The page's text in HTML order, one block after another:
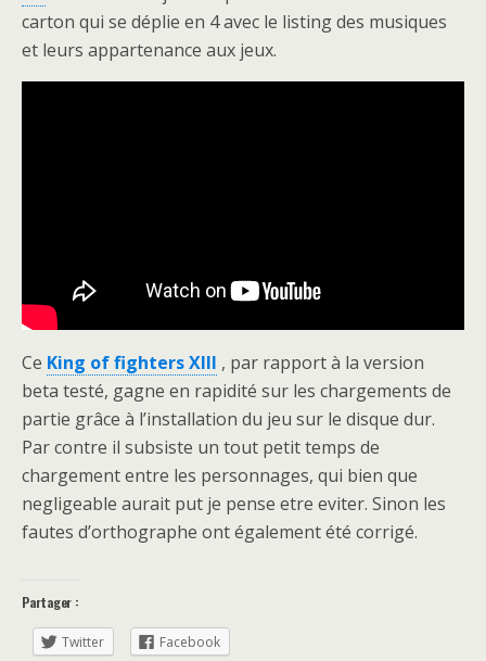
carton qui se déplie en 4 avec le listing des musiques
et leurs appartenance aux jeux.
Ce King of fighters XIII , par rapport à la version
beta testé, gagne en rapidité sur les chargements de
partie grâce à l’installation du jeu sur le disque dur.
Par contre il subsiste un tout petit temps de
chargement entre les personnages, qui bien que
negligeable aurait put je pense etre eviter. Sinon les
fautes d’orthographe ont également été corrigé.
Partager :
Twitter Facebook